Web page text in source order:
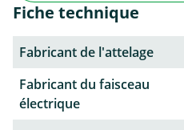
Fiche technique
Fabricant de l'attelage
Fabricant du faisceau
électrique